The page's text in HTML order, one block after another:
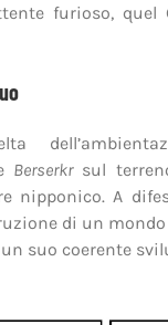
furioso, quel
Berserkrsul
nipponico. A
di un
suo coerente